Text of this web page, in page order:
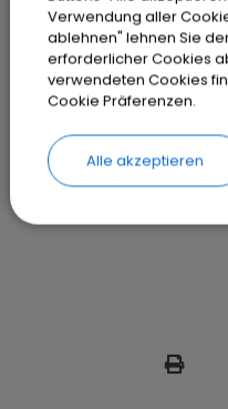
Alternativ kann
bislang bei einem
Fotodienstleister
Code
Verwendung aller
ablehnen" lehnen Sie
erforderlicher Cookies
verwendeten Cookies
Cookie Präferenzen.
Alle akzeptieren